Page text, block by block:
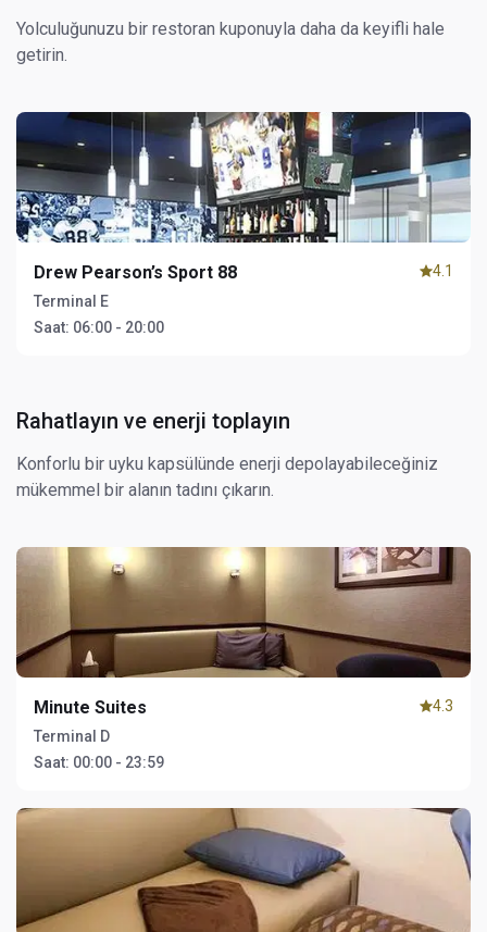
Yolculuğunuzu bir restoran kuponuyla daha da keyifli hale
getirin.
Drew Pearson’s Sport 88
Terminal E
Saat: 06:00 - 20:00
4.1
Rahatlayın ve enerji toplayın
Konforlu bir uyku kapsülünde enerji depolayabileceğiniz
mükemmel bir alanın tadını çıkarın.
Minute Suites
Terminal D
Saat: 00:00 - 23:59
4.3